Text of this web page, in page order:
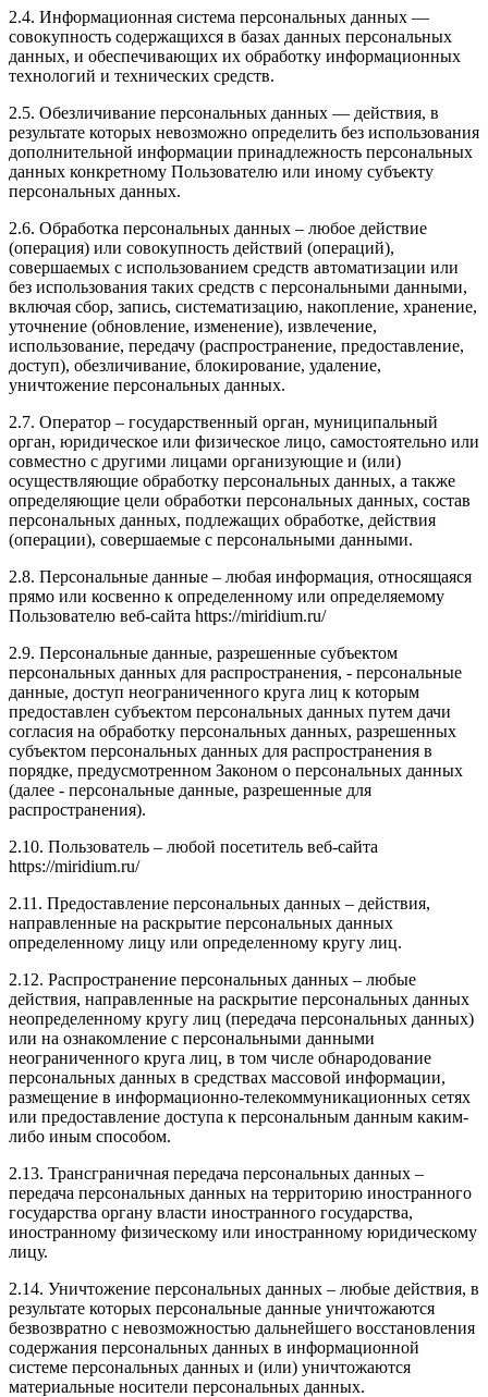
2.4. Информационная система персональных данных —
совокупность содержащихся в базах данных персональных
данных, и обеспечивающих их обработку информационных
технологий и технических средств.
2.5. Обезличивание персональных данных — действия, в
результате которых невозможно определить без использования
дополнительной информации принадлежность персональных
данных конкретному Пользователю или иному субъекту
персональных данных.
2.6. Обработка персональных данных – любое действие
(операция) или совокупность действий (операций),
совершаемых с использованием средств автоматизации или
без использования таких средств с персональными данными,
включая сбор, запись, систематизацию, накопление, хранение,
уточнение (обновление, изменение), извлечение,
использование, передачу (распространение, предоставление,
доступ), обезличивание, блокирование, удаление,
уничтожение персональных данных.
2.7. Оператор – государственный орган, муниципальный
орган, юридическое или физическое лицо, самостоятельно или
совместно с другими лицами организующие и (или)
осуществляющие обработку персональных данных, а также
определяющие цели обработки персональных данных, состав
персональных данных, подлежащих обработке, действия
(операции), совершаемые с персональными данными.
2.8. Персональные данные – любая информация, относящаяся
прямо или косвенно к определенному или определяемому
Пользователю веб-сайта https://miridium.ru/
2.9. Персональные данные, разрешенные субъектом
персональных данных для распространения, - персональные
данные, доступ неограниченного круга лиц к которым
предоставлен субъектом персональных данных путем дачи
согласия на обработку персональных данных, разрешенных
субъектом персональных данных для распространения в
порядке, предусмотренном Законом о персональных данных
(далее - персональные данные, разрешенные для
распространения).
2.10. Пользователь – любой посетитель веб-сайта
https://miridium.ru/
2.11. Предоставление персональных данных – действия,
направленные на раскрытие персональных данных
определенному лицу или определенному кругу лиц.
2.12. Распространение персональных данных – любые
действия, направленные на раскрытие персональных данных
неопределенному кругу лиц (передача персональных данных)
или на ознакомление с персональными данными
неограниченного круга лиц, в том числе обнародование
персональных данных в средствах массовой информации,
размещение в информационно-телекоммуникационных сетях
или предоставление доступа к персональным данным каким-
либо иным способом.
2.13. Трансграничная передача персональных данных –
передача персональных данных на территорию иностранного
государства органу власти иностранного государства,
иностранному физическому или иностранному юридическому
лицу.
2.14. Уничтожение персональных данных – любые действия, в
результате которых персональные данные уничтожаются
безвозвратно с невозможностью дальнейшего восстановления
содержания персональных данных в информационной
системе персональных данных и (или) уничтожаются
материальные носители персональных данных.